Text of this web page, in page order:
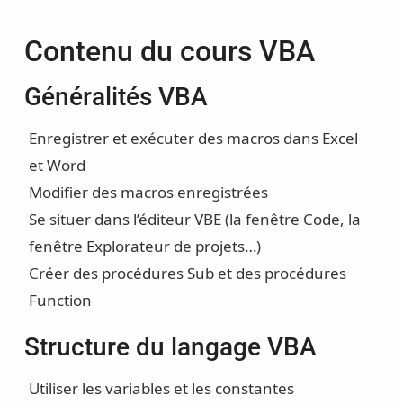
Contenu du cours VBA
Généralités VBA
Enregistrer et exécuter des macros dans Excel
et Word
Modifier des macros enregistrées
Se situer dans l’éditeur VBE (la fenêtre Code, la
fenêtre Explorateur de projets…)
Créer des procédures Sub et des procédures
Function
Structure du langage VBA
Utiliser les variables et les constantes